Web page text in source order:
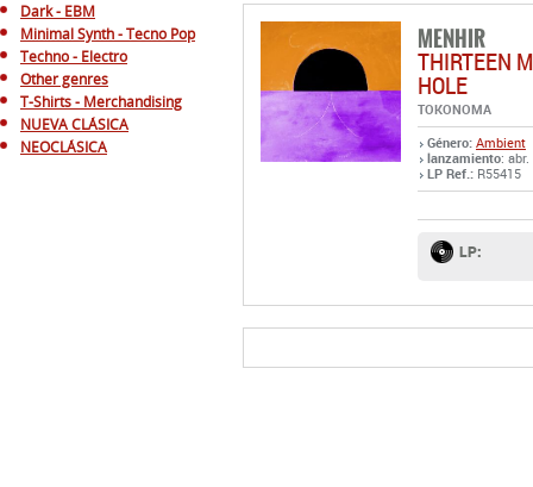
Dark - EBM
Minimal Synth - Tecno Pop
Techno - Electro
Other genres
T-Shirts - Merchandising
NUEVA CLÁSICA
NEOCLÁSICA
MENHIR
THIRTEEN
HOLE
TOKONOMA
Género: Ambient
lanzamiento:
LP Ref.: R55415
LP: